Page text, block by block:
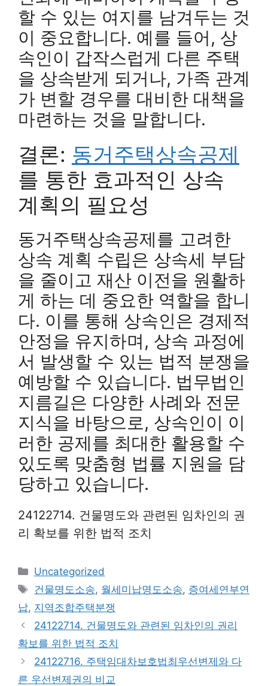
할 수 있는 여지를 남겨두는 것
이 중요합니다. 예를 들어, 상
속인이 갑작스럽게 다른 주택
을 상속받게 되거나, 가족 관계
가 변할 경우를 대비한 대책을
마련하는 것을 말합니다.
결론: 동거주택상속공제
를 통한 효과적인 상속
계획의 필요성
동거주택상속공제를 고려한
상속 계획 수립은 상속세 부담
을 줄이고 재산 이전을 원활하
게 하는 데 중요한 역할을 합니
다. 이를 통해 상속인은 경제적
안정을 유지하며, 상속 과정에
서 발생할 수 있는 법적 분쟁을
예방할 수 있습니다. 법무법인
지름길은 다양한 사례와 전문
지식을 바탕으로, 상속인이 이
러한 공제를 최대한 활용할 수
있도록 맞춤형 법률 지원을 담
당하고 있습니다.
24122714. 건물명도와 관련된 임차인의 권
리 확보를 위한 법적 조치
Categories
Uncategorized
Tags
건물명도소송, 월세미납명도소송, 증여세연부연
납, 지역조합주택분쟁
24122714. 건물명도와 관련된 임차인의 권리
확보를 위한 법적 조치
24122716. 주택임대차보호법최우선변제와 다
른 우선변제권의 비교